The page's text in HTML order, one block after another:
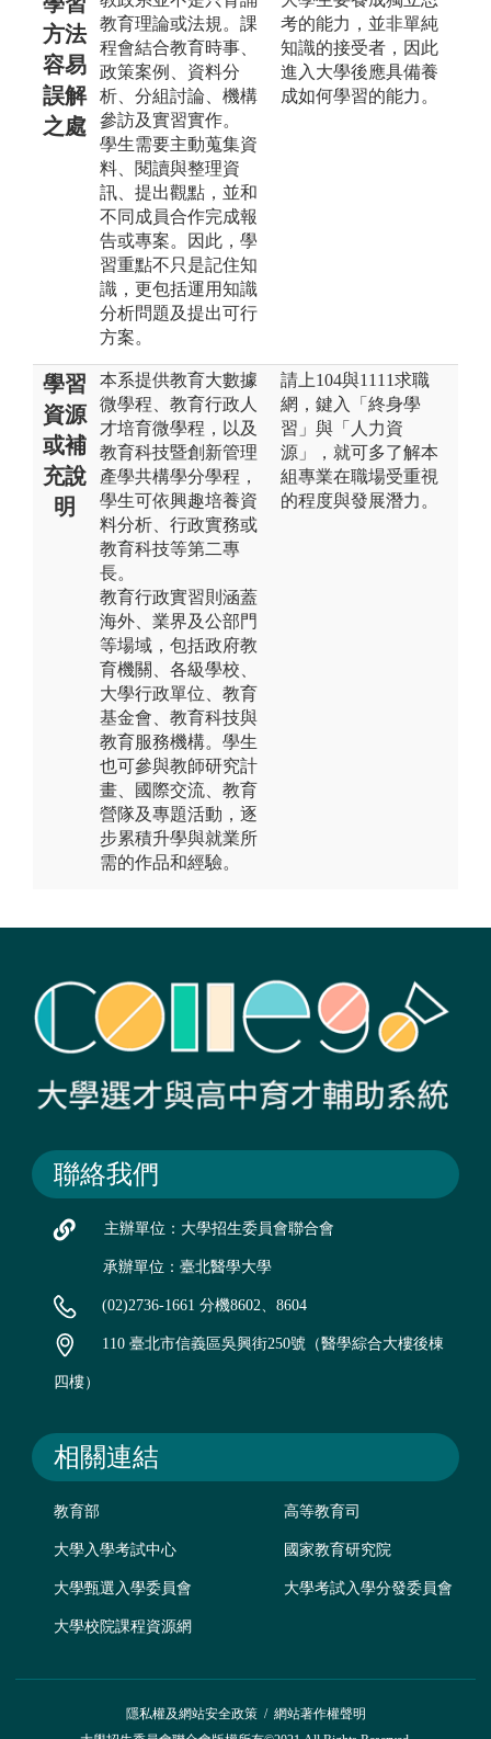
方法
容易
誤解
之處
教育理論或法規。課
程會結合教育時事、
政策案例、資料分
析、分組討論、機構
參訪及實習實作。
學生需要主動蒐集資
料、閱讀與整理資
訊、提出觀點，並和
不同成員合作完成報
告或專案。因此，學
習重點不只是記住知
識，更包括運用知識
分析問題及提出可行
方案。
考的能力，並非單純
知識的接受者，因此
進入大學後應具備養
成如何學習的能力。
學習
資源
或補
充說
明
本系提供教育大數據
微學程、教育行政人
才培育微學程，以及
教育科技暨創新管理
產學共構學分學程，
學生可依興趣培養資
料分析、行政實務或
教育科技等第二專
長。
教育行政實習則涵蓋
海外、業界及公部門
等場域，包括政府教
育機關、各級學校、
大學行政單位、教育
基金會、教育科技與
教育服務機構。學生
也可參與教師研究計
畫、國際交流、教育
營隊及專題活動，逐
步累積升學與就業所
需的作品和經驗。
請上104與1111求職
網，鍵入「終身學
習」與「人力資
源」，就可多了解本
組專業在職場受重視
的程度與發展潛力。
聯絡我們
主辦單位：大學招生委員會聯合會
承辦單位：臺北醫學大學
(02)2736-1661 分機8602、8604
110 臺北市信義區吳興街250號（醫學綜合大樓後棟
四樓）
相關連結
教育部 高等教育司
大學入學考試中心 國家教育研究院
大學甄選入學委員會 大學考試入學分發委員會
大學校院課程資源網
隱私權及網站安全政策/ 網站著作權聲明